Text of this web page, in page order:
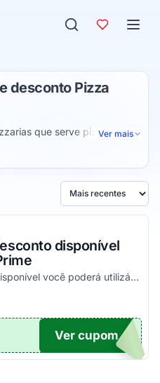
desconto Pizza
que serve pizzas
em nove estados
sobre as unidades e o
disponíveis no site oficial.
Ver mais
a 5 estrelas
Ordenar por
disponível
Quando este cupom estiver disponível você poderá utilizá-lo!
TICO
Ver cupom